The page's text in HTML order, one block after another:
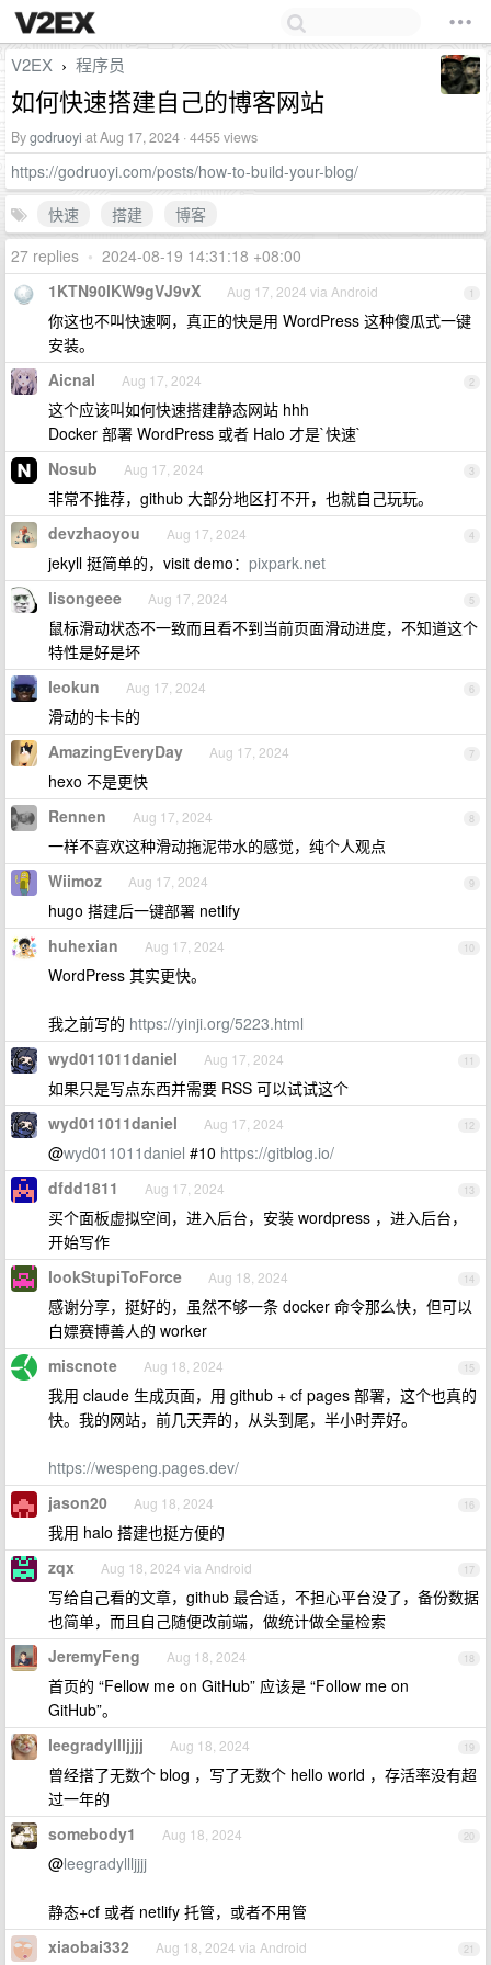
V2EX › 程序员
如何快速搭建自己的博客网站
Bygodruoyi at Aug 17, 2024 · 4455 views
https://godruoyi.com/posts/how-to-build-your-blog/
快速
搭建
博客
27 replies • 2024-08-19 14:31:18 +08:00
1
1KTN90lKW9gVJ9vX Aug 17, 2024 via Android
你这也不叫快速啊，真正的快是用 WordPress 这种傻瓜式一键
安装。
2
Aicnal Aug 17, 2024
这个应该叫如何快速搭建静态网站 hhh
Docker 部署 WordPress 或者 Halo 才是`快速`
3
Nosub Aug 17, 2024
非常不推荐，github 大部分地区打不开，也就自己玩玩。
4
devzhaoyou Aug 17, 2024
jekyll 挺简单的，visit demo： pixpark.net
5
lisongeee Aug 17, 2024
鼠标滑动状态不一致而且看不到当前页面滑动进度，不知道这个
特性是好是坏
6
leokun Aug 17, 2024
滑动的卡卡的
7
AmazingEveryDay Aug 17, 2024
hexo 不是更快
8
Rennen Aug 17, 2024
一样不喜欢这种滑动拖泥带水的感觉，纯个人观点
9
Wiimoz Aug 17, 2024
hugo 搭建后一键部署 netlify
10
huhexian Aug 17, 2024
WordPress 其实更快。
我之前写的 https://yinji.org/5223.html
11
wyd011011daniel Aug 17, 2024
如果只是写点东西并需要 RSS 可以试试这个
12
wyd011011daniel Aug 17, 2024
@wyd011011daniel #10 https://gitblog.io/
13
dfdd1811 Aug 17, 2024
买个面板虚拟空间，进入后台，安装 wordpress ，进入后台，
开始写作
14
lookStupiToForce Aug 18, 2024
感谢分享，挺好的，虽然不够一条 docker 命令那么快，但可以
白嫖赛博善人的 worker
15
miscnote Aug 18, 2024
我用 claude 生成页面，用 github + cf pages 部署，这个也真的
快。我的网站，前几天弄的，从头到尾，半小时弄好。
https://wespeng.pages.dev/
16
jason20 Aug 18, 2024
我用 halo 搭建也挺方便的
17
zqx Aug 18, 2024 via Android
写给自己看的文章，github 最合适，不担心平台没了，备份数据
也简单，而且自己随便改前端，做统计做全量检索
18
JeremyFeng Aug 18, 2024
首页的 “Fellow me on GitHub” 应该是 “Follow me on
GitHub”。
19
leegradyllljjjj Aug 18, 2024
曾经搭了无数个 blog ，写了无数个 hello world ，存活率没有超
过一年的
20
somebody1 Aug 18, 2024
@leegradyllljjjj
静态+cf 或者 netlify 托管，或者不用管
21
xiaobai332 Aug 18, 2024 via Android